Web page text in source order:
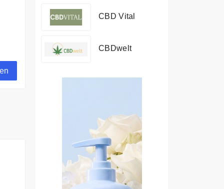
CBD Vital
CBDwelt